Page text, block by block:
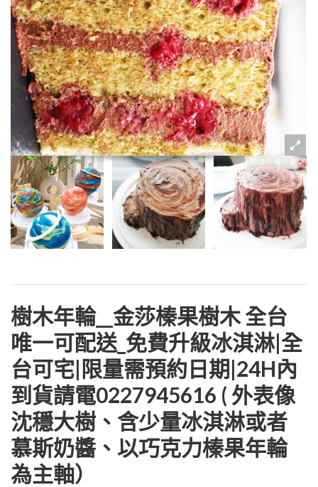
忘記密碼 註冊
樹木年輪__金莎榛果樹木 全台
唯一可配送_免費升級冰淇淋|全
台可宅|限量需預約日期|24H內
到貨請電0227945616 ( 外表像
沈穩大樹、含少量冰淇淋或者
慕斯奶醬、以巧克力榛果年輪
為主軸）